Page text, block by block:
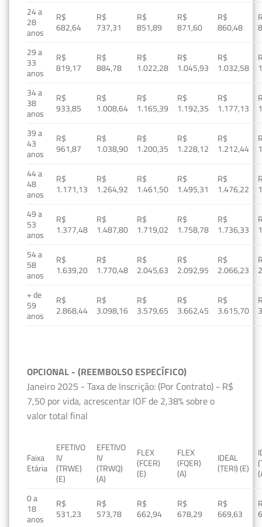
24 a
28
anos
R$
682,64
R$
737,31
R$
851,89
R$
871,60
R$
860,48
29 a
33
anos
R$
819,17
R$
884,78
R$
1.022,28
R$
1.045,93
R$
1.032,58
34 a
38
anos
R$
933,85
R$
1.008,64
R$
1.165,39
R$
1.192,35
R$
1.177,13
39 a
43
anos
R$
961,87
R$
1.038,90
R$
1.200,35
R$
1.228,12
R$
1.212,44
44 a
48
anos
R$
1.171,13
R$
1.264,92
R$
1.461,50
R$
1.495,31
R$
1.476,22
49 a
53
anos
R$
1.377,48
R$
1.487,80
R$
1.719,02
R$
1.758,78
R$
1.736,33
54 a
58
anos
R$
1.639,20
R$
1.770,48
R$
2.045,63
R$
2.092,95
R$
2.066,23
+ de
59
anos
R$
2.868,44
R$
3.098,16
R$
3.579,65
R$
3.662,45
R$
3.615,70
OPCIONAL - (REEMBOLSO ESPECÍFICO)
Janeiro 2025 - Taxa de Inscrição: (Por Contrato) - R$
7,50 por vida, acrescentar IOF de 2,38% sobre o
valor total final
Faixa
Etária
EFETIVO
IV
(TRWE)
(E)
EFETIVO
IV
(TRWQ)
(A)
FLEX
(FCER)
(E)
FLEX
(FQER)
(A)
IDEAL
(TERI) (E)
0 a
18
anos
R$
531,23
R$
573,78
R$
662,94
R$
678,29
R$
669,63